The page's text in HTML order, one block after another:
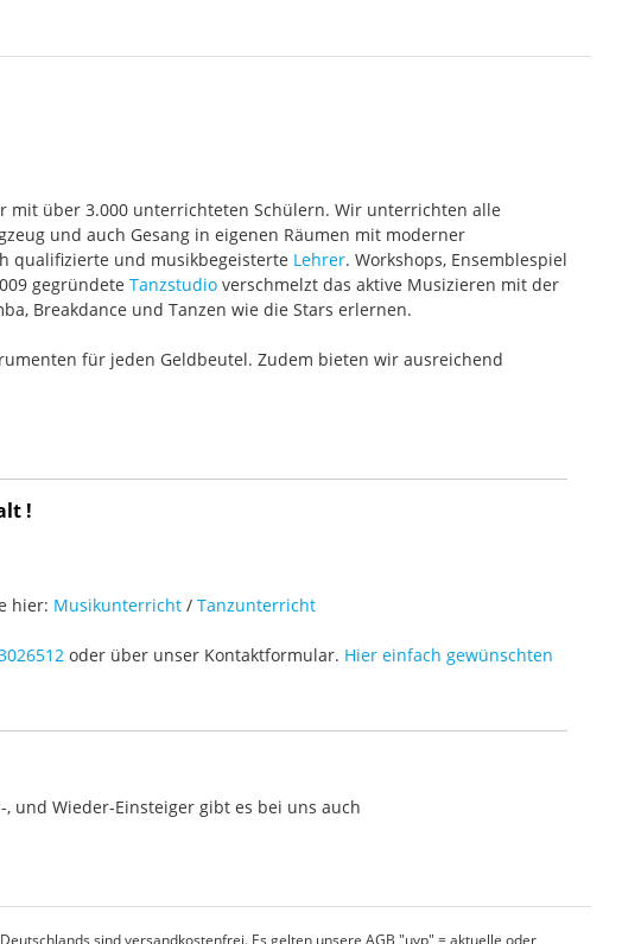
mit über 3.000 unterrichteten Schülern. Wir unterrichten alle
und auch Gesang in eigenen Räumen mit moderner
qualifizierte und musikbegeisterte Lehrer. Workshops, Ensemblespiel
gegründete Tanzstudio verschmelzt das aktive Musizieren mit der
Breakdance und Tanzen wie die Stars erlernen.
für jeden Geldbeutel. Zudem bieten wir ausreichend
!
hier: Musikunterricht / Tanzunterricht
oder über unser Kontaktformular. Hier einfach gewünschten
und Wieder-Einsteiger gibt es bei uns auch